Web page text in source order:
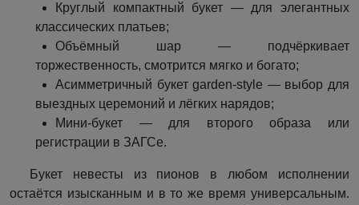
Круглый компактный букет — для элегантных
классических платьев;
Объёмный шар — подчёркивает
торжественность, смотрится мягко и богато;
Асимметричный букет garden-style — выбор для
выездных церемоний и лёгких нарядов;
Мини-букет — для второго образа или
регистрации в ЗАГСе.
Букет невесты из пионов в любом исполнении
остаётся изысканным и в то же время универсальным.